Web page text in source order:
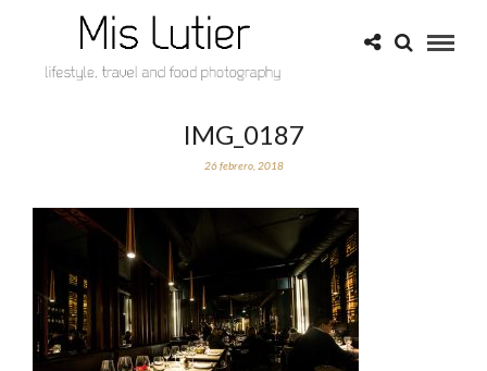
IMG_0187
26 febrero, 2018